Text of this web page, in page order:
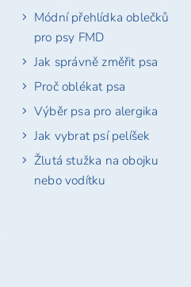
Módní přehlídka oblečků
pro psy FMD
Jak správně změřit psa
Proč oblékat psa
Výběr psa pro alergika
Jak vybrat psí pelíšek
Žlutá stužka na obojku
nebo vodítku